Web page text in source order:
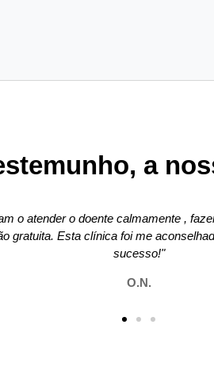
a
todos os despistes e o dizer ao
uma amiga. Já a recomendei a